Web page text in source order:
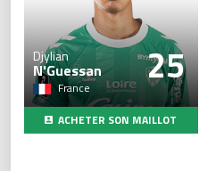
25
Djylian
N'Guessan
France
ACHETER SON MAILLOT